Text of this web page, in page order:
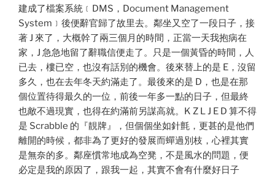
建成了檔案系統﹝DMS，Document Management
System﹞後便辭官歸了故里去。鄰坐又空了一段日子，接
著 J 來了，大概幹了兩三個月的時間，正當一天我抱病在
家，J 急急地留了辭職信便走了。只是一個黃昏的時間，人
已去，樓已空，也沒有話別的機會。後來替上的是 E，沒留
多久，也在去年冬天約滿走了。最後來的是 D，也是在那
個位置待得最久的一位，前後一年多一點的日子，但最終
也敵不過現實，也得在約滿前另謀高就。K Z L J E D 算不得
是 Scrabble 的『靚牌』，但個個坐如針氈，更甚的是他們
離開的時候，都非為了更好的發展而蟬過別枝，心裡其實
是無奈的多。鄰座慣常地成為空凳，不是風水的問題，便
必定是我的原因了，跟我一起，其實不會有什麼好日子